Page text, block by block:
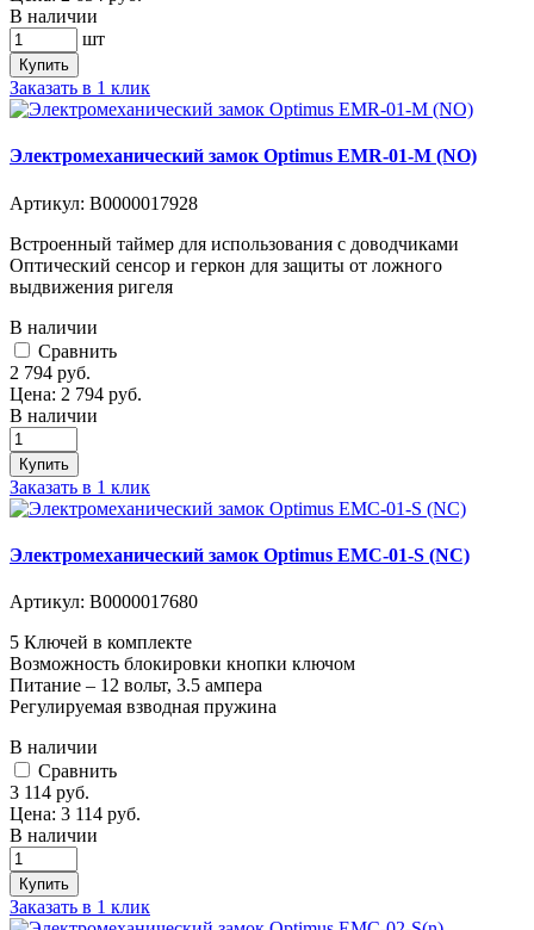
В наличии
шт
Купить
Заказать в 1 клик
Электромеханический замок Optimus EMR-01-M (NO)
Артикул: В0000017928
Встроенный таймер для использования с доводчиками
Оптический сенсор и геркон для защиты от ложного
выдвижения ригел­­я
В наличии
Cравнить
2 794 руб.
Цена: 2 794 руб.
В наличии
Купить
Заказать в 1 клик
Электромеханический замок Optimus EMC-01-S (NC)
Артикул: В0000017680
5 Ключей в комплекте
Возможность блокировки кнопки ключом
Питание – 12 вольт, 3.5 ампера
Регулируемая взводная пружина
В наличии
Cравнить
3 114 руб.
Цена: 3 114 руб.
В наличии
Купить
Заказать в 1 клик